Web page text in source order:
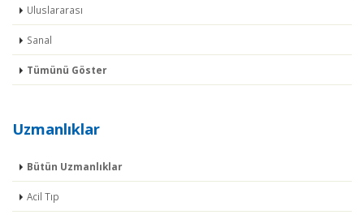
Uluslararası
Sanal
Tümünü Göster
Uzmanlıklar
Bütün Uzmanlıklar
Acil Tıp